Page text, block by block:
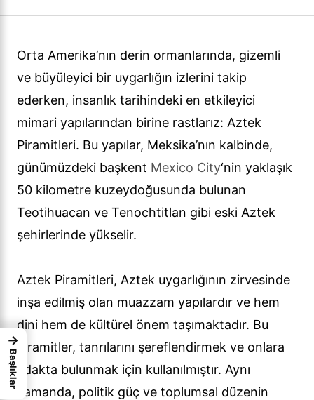
Orta Amerika’nın derin ormanlarında, gizemli
ve büyüleyici bir uygarlığın izlerini takip
ederken, insanlık tarihindeki en etkileyici
mimari yapılarından birine rastlarız: Aztek
Piramitleri. Bu yapılar, Meksika’nın kalbinde,
günümüzdeki başkent Mexico City‘nin yaklaşık
50 kilometre kuzeydoğusunda bulunan
Teotihuacan ve Tenochtitlan gibi eski Aztek
şehirlerinde yükselir.
Aztek Piramitleri, Aztek uygarlığının zirvesinde
inşa edilmiş olan muazzam yapılardır ve hem
dini hem de kültürel önem taşımaktadır. Bu
piramitler, tanrılarını şereflendirmek ve onlara
adakta bulunmak için kullanılmıştır. Aynı
zamanda, politik güç ve toplumsal düzenin
→
Başlıklar